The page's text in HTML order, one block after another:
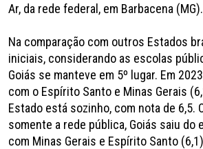
Ar, da rede federal, em Barbacena (MG).
Na comparação com outros Estados
iniciais, considerando as escolas
Goiás se manteve em 5º lugar. Em
com o Espírito Santo e Minas Gerais
Estado está sozinho, com nota de 6,5.
somente a rede pública, Goiás saiu do
com Minas Gerais e Espírito Santo